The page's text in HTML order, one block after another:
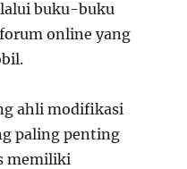
buku-buku
online yang
ahli modifikasi
paling penting
memiliki